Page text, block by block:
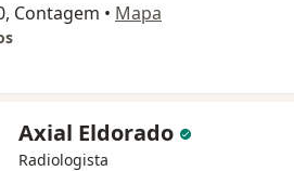
Contagem • Mapa
Axial Eldorado
Radiologista